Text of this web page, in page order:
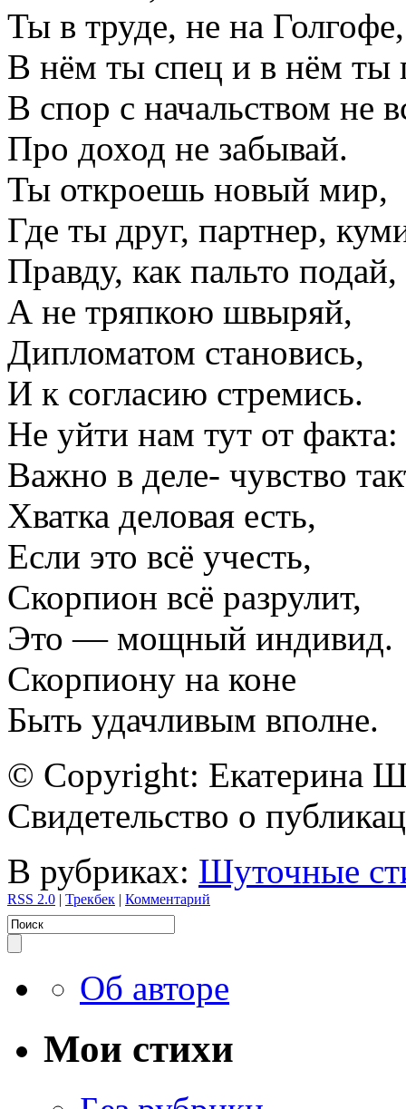
Ты в труде, не на Голгофе,
В нём ты спец и в нём ты
В спор с начальством не
Про доход не забывай.
Ты откроешь новый мир,
Где ты друг, партнер,
Правду, как пальто подай,
А не тряпкою швыряй,
Дипломатом становись,
И к согласию стремись.
Не уйти нам тут от факта:
Важно в деле- чувство
Хватка деловая есть,
Если это всё учесть,
Скорпион всё разрулит,
Это — мощный индивид.
Скорпиону на коне
Быть удачливым вполне.
© Copyright: Екатерина
Свидетельство о
В рубриках: Шуточные
RSS 2.0 | Трекбек | Комментарий
Об авторе
Мои стихи